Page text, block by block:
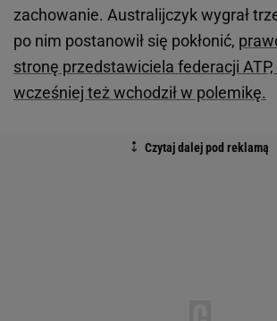
zachowanie. Australijczyk wygrał
po nim postanowił się pokłonić,
stronę przedstawiciela federacji
wcześniej też wchodził w polemikę.